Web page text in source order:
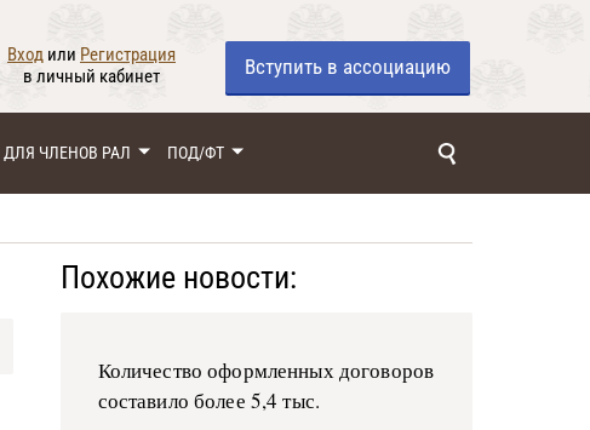
Вход или Регистрация
в личный кабинет
Вступить в ассоциацию
ДЛЯ ЧЛЕНОВ РАЛ ПОД/ФТ
Похожие новости:
Количество оформленных договоров
составило более 5,4 тыс.